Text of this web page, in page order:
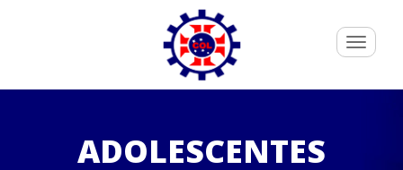
Toggle
ADOLESCENTES